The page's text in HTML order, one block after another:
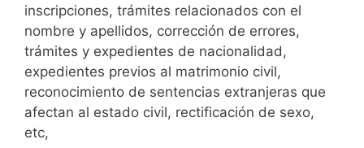
inscripciones, trámites relacionados con el
nombre y apellidos, corrección de errores,
trámites y expedientes de nacionalidad,
expedientes previos al matrimonio civil,
reconocimiento de sentencias extranjeras que
afectan al estado civil, rectificación de sexo,
etc,